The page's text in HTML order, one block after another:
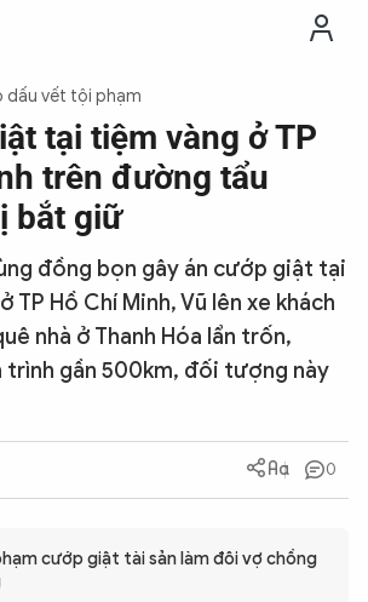
BÌNH
DÂN
dấu vết tội phạm
tại tiệm vàng ở TP
trên đường tẩu
bắt giữ
đồng bọn gây án cướp giật tại
TP Hồ Chí Minh, Vũ lên xe khách
nhà ở Thanh Hóa lẩn trốn,
trình gần 500km, đối tượng này
0
cướp giật tài sản làm đôi vợ chồng